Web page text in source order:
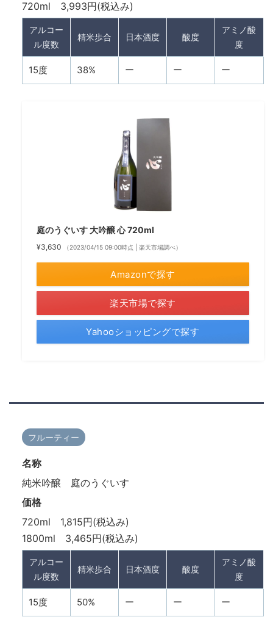
720ml 3,993円(税込み)
アルコー
ル度数
精米歩合 日本酒度 酸度
アミノ酸
度
15度 38% ー ー ー
庭のうぐいす 大吟醸 心 720ml
¥3,630 （2023/04/15 09:00時点 | 楽天市場調べ）
Amazonで探す
楽天市場で探す
Yahooショッピングで探す
フルーティー
名称
純米吟醸 庭のうぐいす
価格
720ml 1,815円(税込み)
1800ml 3,465円(税込み)
アルコー
ル度数
精米歩合 日本酒度 酸度
アミノ酸
度
15度 50% ー ー ー